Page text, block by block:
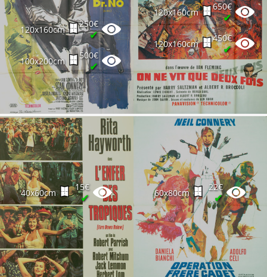
120x160cm
250€
✔
100x200cm
500€
✔
120x160cm
650€
✔
120x160cm
450€
✔
40x60cm
15€
✔ 60x80cm
22€
✔